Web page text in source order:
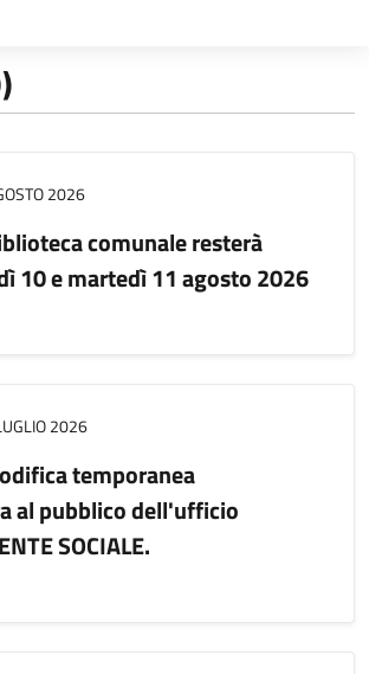
2026
comunale resterà
10 e martedì 11 agosto 2026
2026
temporanea
al pubblico dell'ufficio
SOCIALE.